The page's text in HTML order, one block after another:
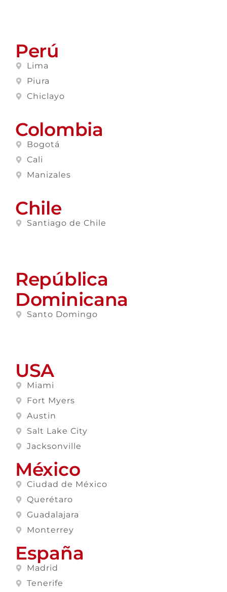
Perú
Lima
Piura
Chiclayo
Colombia
Bogotá
Cali
Manizales
Chile
Santiago de Chile
República
Dominicana
Santo Domingo
USA
Miami
Fort Myers
Austin
Salt Lake City
Jacksonville
México
Ciudad de México
Querétaro
Guadalajara
Monterrey
España
Madrid
Tenerife